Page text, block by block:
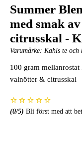
Summer
med smak
citrusskal -
Varumärke: Kahls te och
100 gram
valnötter & citrusskal
(0/5) Bli först med att